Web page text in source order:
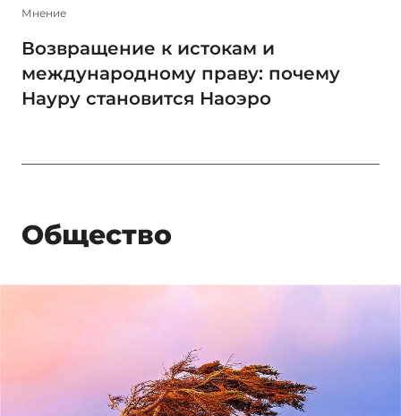
Мнение
Возвращение к истокам и
международному праву: почему
Науру становится Наоэро
Общество